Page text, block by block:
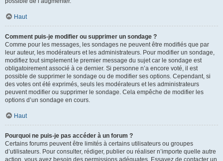
Haut
Comment puis-je modifier ou supprimer un sondage ?
Comme pour les messages, les sondages ne peuvent être modifiés que par
leur auteur, les modérateurs et les administrateurs. Pour modifier un sondage,
modifiez tout simplement le premier message du sujet car le sondage est
obligatoirement associé à ce dernier. Si personne n’a encore voté, il est
possible de supprimer le sondage ou de modifier ses options. Cependant, si
des votes ont été exprimés, seuls les modérateurs et les administrateurs
peuvent modifier ou supprimer le sondage. Cela empêche de modifier les
options d’un sondage en cours.
Haut
Pourquoi ne puis-je pas accéder à un forum ?
Certains forums peuvent être limités à certains utilisateurs ou groupes
d’utilisateurs. Pour consulter, rédiger, publier ou réaliser n’importe quelle autre
action, vous avez besoin des permissions adéquates. Essayez de contacter un